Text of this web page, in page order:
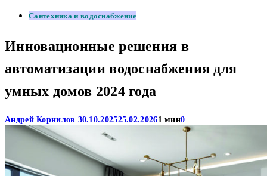
Сантехника и водоснабжение
Инновационные решения в
автоматизации водоснабжения для
умных домов 2024 года
Андрей Корнилов 30.10.202525.02.20261 мин0